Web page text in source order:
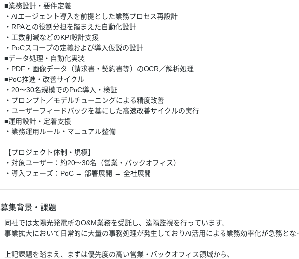
■業務設計・要件定義
・AIエージェント導入を前提とした業務プロセス再設計
・RPAとの役割分担を踏まえた自動化設計
・工数削減などのKPI設計支援
・PoCスコープの定義および導入仮説の設計
■データ処理・自動化実装
・PDF・画像データ（請求書・契約書等）のOCR／解析処理
■PoC推進・改善サイクル
・20〜30名規模でのPoC導入・検証
・プロンプト／モデルチューニングによる精度改善
・ユーザーフィードバックを基にした高速改善サイクルの実行
■運用設計・定着支援
・業務運用ルール・マニュアル整備
【プロジェクト体制・規模】
・対象ユーザー：約20〜30名（営業・バックオフィス）
・導入フェーズ：PoC → 部署展開 → 全社展開
募集背景・課題
同社では太陽光発電所のO&M業務を受託し、遠隔監視を行っています。
事業拡大において日常的に大量の事務処理が発生しておりAI活用による業務効率化が急務とな
上記課題を踏まえ、まずは優先度の高い営業・バックオフィス領域から、